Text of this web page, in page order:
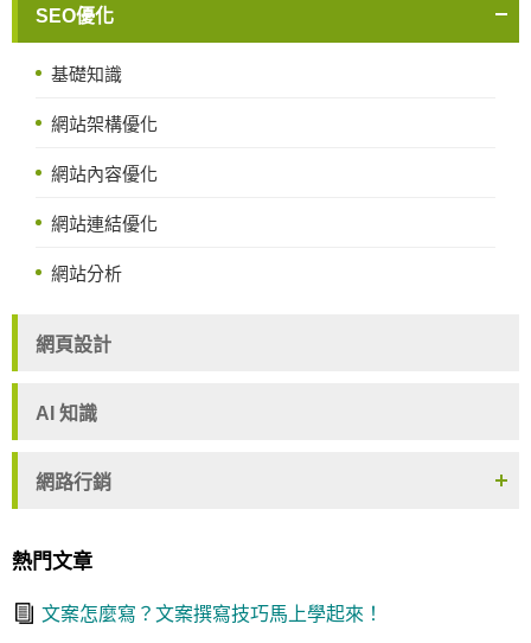
SEO優化
基礎知識
網站架構優化
網站內容優化
網站連結優化
網站分析
網頁設計
AI 知識
網路行銷
熱門文章
文案怎麼寫？文案撰寫技巧馬上學起來！